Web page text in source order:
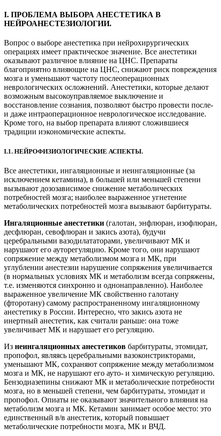
I. ПРОБЛЕМА ВЫБОРА АНЕСТЕТИКА В
НЕЙРОАНЕСТЕЗИОЛОГИИ.
Вопрос о выборе анестетика при нейрохирургических
операциях имеет практическое значение. Все анестетики
оказывают различное влияние на ЦНС. Препараты
благоприятно влияющие на ЦНС, снижают риск повреждения
мозга и уменьшают частоту послеоперационных
неврологических осложнений. Анестетики, которые делают
возможным высокоуправляемое выключение и
восстановление сознания, позволяют быстро провести после-
и даже интраоперационное неврологическое исследование.
Кроме того, на выбор препарата влияют сложившиеся
традиции иэкономические аспекты.
I.1. НЕЙРОФИЗИОЛОГИЧЕСКИЕ АСПЕКТЫ.
Все анестетики, ингаляционные и неингаляционные (за
исключением кетамина), в большей или меньшей степени
вызывают дозозависимое снижение метаболических
потребностей мозга; наиболее выраженное угнетение
метаболических потребностей мозга вызывают барбитураты.
Ингаляционные анестетики (галотан, энфлюран, изофлюран,
десфлюран, севофлюран и закись азота), будучи
церебральными вазодилататорами, увеличивают МК и
нарушают его ауторегуляцию. Кроме того, они нарушают
сопряжение между метаболизмом мозга и МК, при
углублении анестезии нарушение сопряжения увеличивается
(в нормальных условиях МК и метаболизм всегда сопряжены,
т.е. изменяются синхронно и однонаправленно). Наиболее
выраженное увеличение МК свойственно галотану
(фторотану) самому распространенному ингаляционному
анестетику в России. Интересно, что закись азота не
инертный анестетик, как считали раньше: она тоже
увеличивает МК и нарушает его регуляцию.
Из неингаляционных анестетиков барбитураты, этомидат,
пропофол, являясь церебральными вазоконстрикторами,
уменьшают МК, сохраняют сопряжение между метаболизмом
мозга и МК, не нарушают его ауто- и химическую регуляцию.
Бензодиазепины снижают МК и метаболические потребности
мозга, но в меньшей степени, чем барбитураты, этомидат и
пропофол. Опиаты не оказывают значительного влияния на
метаболизм мозга и МК. Кетамин занимает особое место: это
единственный в/в анестетик, который повышает
метаболические потребности мозга, МК и ВЧД.